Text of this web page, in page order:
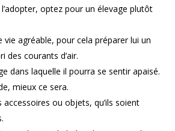
optez pour un élevage plutôt
vie agréable, pour cela préparer lui un
des courants d’air.
dans laquelle il pourra se sentir apaisé.
mieux ce sera.
ou objets, qu’ils soient